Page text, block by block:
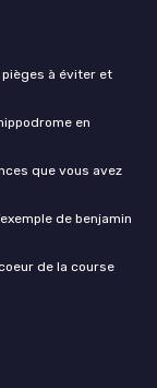
à éviter et
en
que vous avez
de benjamin
de la course